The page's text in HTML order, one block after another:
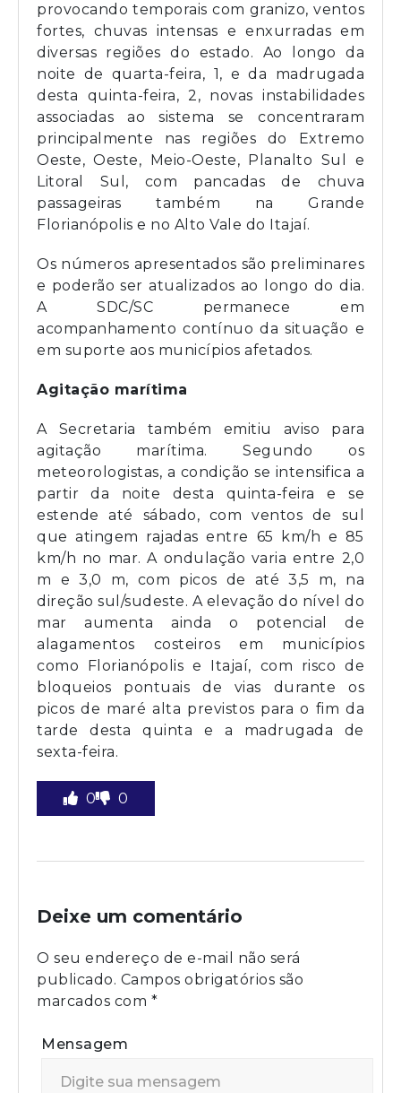
provocando temporais com granizo, ventos
fortes, chuvas intensas e enxurradas em
diversas regiões do estado. Ao longo da
noite de quarta-feira, 1, e da madrugada
desta quinta-feira, 2, novas instabilidades
associadas ao sistema se concentraram
principalmente nas regiões do Extremo
Oeste, Oeste, Meio-Oeste, Planalto Sul e
Litoral Sul, com pancadas de chuva
passageiras também na Grande
Florianópolis e no Alto Vale do Itajaí.
Os números apresentados são preliminares
e poderão ser atualizados ao longo do dia.
A SDC/SC permanece em
acompanhamento contínuo da situação e
em suporte aos municípios afetados.
Agitação marítima
A Secretaria também emitiu aviso para
agitação marítima. Segundo os
meteorologistas, a condição se intensifica a
partir da noite desta quinta-feira e se
estende até sábado, com ventos de sul
que atingem rajadas entre 65 km/h e 85
km/h no mar. A ondulação varia entre 2,0
m e 3,0 m, com picos de até 3,5 m, na
direção sul/sudeste. A elevação do nível do
mar aumenta ainda o potencial de
alagamentos costeiros em municípios
como Florianópolis e Itajaí, com risco de
bloqueios pontuais de vias durante os
picos de maré alta previstos para o fim da
tarde desta quinta e a madrugada de
sexta-feira.
0 0
Deixe um comentário
O seu endereço de e-mail não será
publicado. Campos obrigatórios são
marcados com *
Mensagem